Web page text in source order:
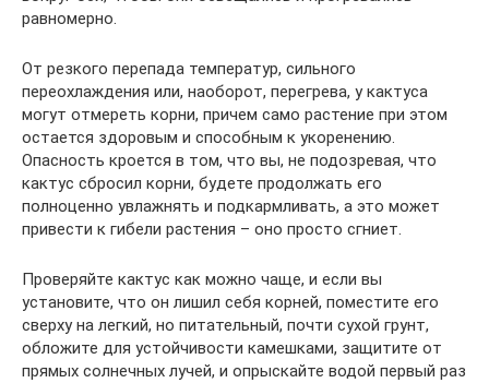
равномерно.
От резкого перепада температур, сильного
переохлаждения или, наоборот, перегрева, у кактуса
могут отмереть корни, причем само растение при этом
остается здоровым и способным к укоренению.
Опасность кроется в том, что вы, не подозревая, что
кактус сбросил корни, будете продолжать его
полноценно увлажнять и подкармливать, а это может
привести к гибели растения – оно просто сгниет.
Проверяйте кактус как можно чаще, и если вы
установите, что он лишил себя корней, поместите его
сверху на легкий, но питательный, почти сухой грунт,
обложите для устойчивости камешками, защитите от
прямых солнечных лучей, и опрыскайте водой первый раз